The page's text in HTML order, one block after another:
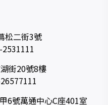
松二街3號
街20號8樓
6號萬通中心C座401室